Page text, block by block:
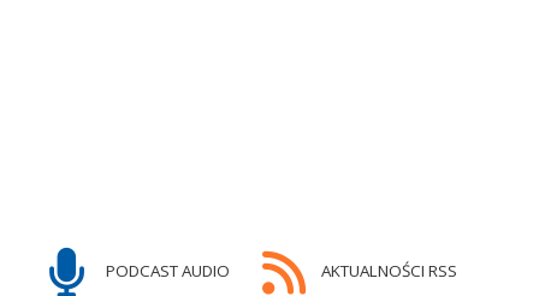
PODCAST AUDIO AKTUALNOŚCI RSS